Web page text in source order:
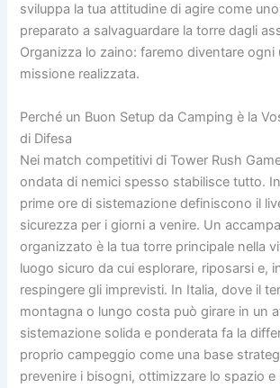
sviluppa la tua attitudine di agire come
preparato a salvaguardare la torre dagli
Organizza lo zaino: faremo diventare ogni
missione realizzata.
Perché un Buon Setup da Camping è la
di Difesa
Nei match competitivi di Tower Rush
ondata di nemici spesso stabilisce tutto.
prime ore di sistemazione definiscono il
sicurezza per i giorni a venire. Un
organizzato è la tua torre principale nella
luogo sicuro da cui esplorare, riposarsi e,
respingere gli imprevisti. In Italia, dove il
montagna o lungo costa può girare in un
sistemazione solida e ponderata fa la
proprio campeggio come una base
prevenire i bisogni, ottimizzare lo spazio e